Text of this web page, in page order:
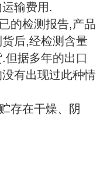
输费用.
的检测报告,产品
后,经检测含量
但据多年的出口
有出现过此种情
存在干燥、阴